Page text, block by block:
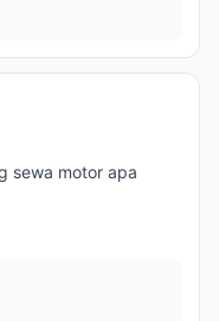
sewa motor apa